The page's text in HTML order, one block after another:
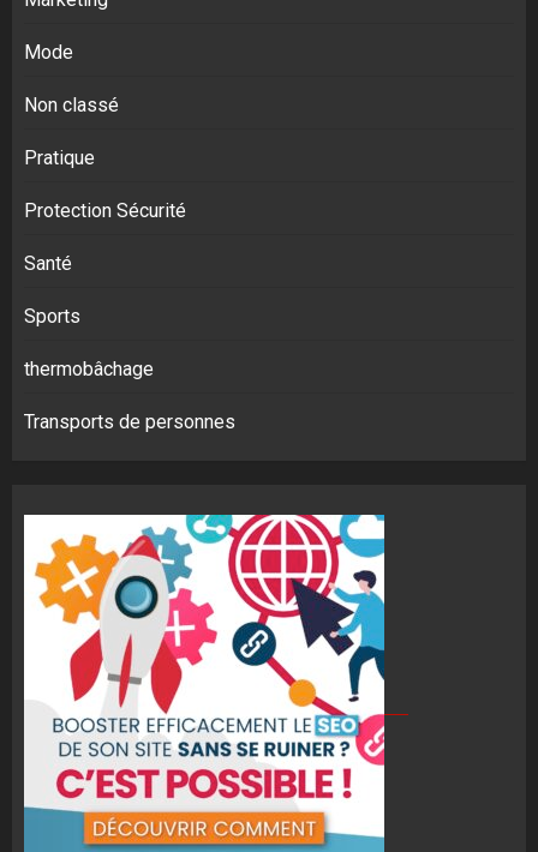
Mode
Non classé
Pratique
Protection Sécurité
Santé
Sports
thermobâchage
Transports de personnes